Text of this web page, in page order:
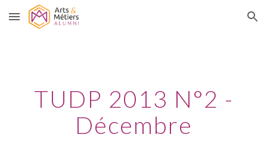
Skip to main content Skip to navigation
TUDP 2013 N°2 -
Décembre